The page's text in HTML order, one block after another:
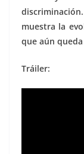
muestra la
que aún
Tráiler: